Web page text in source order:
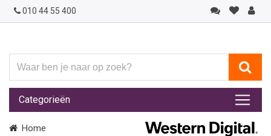
010 44 55 400
ben
je
naar
op
zoek?
Categorieën
Home